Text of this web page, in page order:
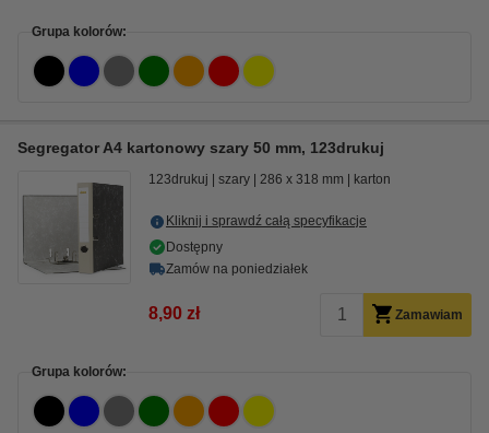
Grupa kolorów:
Segregator A4 kartonowy szary 50 mm, 123drukuj
123drukuj szary 286 x 318 mm karton
Kliknij i sprawdź całą specyfikacje
Dostępny
Zamów na poniedziałek
8,90 zł Zamawiam
Grupa kolorów: